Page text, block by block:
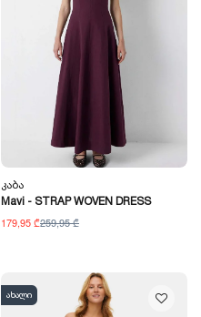
Კაბა
Mavi - STRAP WOVEN DRESS
179,95 ₾259,95 ₾
ახალი